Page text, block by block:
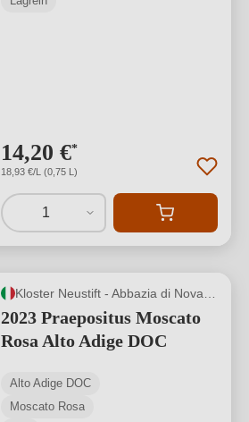
14,20 €*
18,93 €/L (0,75 L)
1
2023 Praepositus Moscato
Rosa Alto Adige DOC
Alto Adige DOC
Moscato Rosa